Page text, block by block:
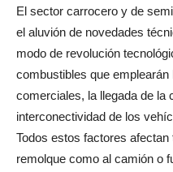
El sector carrocero y de
el aluvión de novedades
modo de revolución
combustibles que
comerciales, la llegada de la
interconectividad de los
Todos estos factores
remolque como al camión o